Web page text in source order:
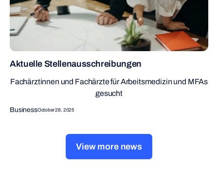
Aktuelle Stellenausschreibungen
Fachärztinnen und Fachärzte für Arbeitsmedizin und MFAs
gesucht
BusinessOctober 28, 2025
View more news